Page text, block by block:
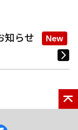
知らせ New